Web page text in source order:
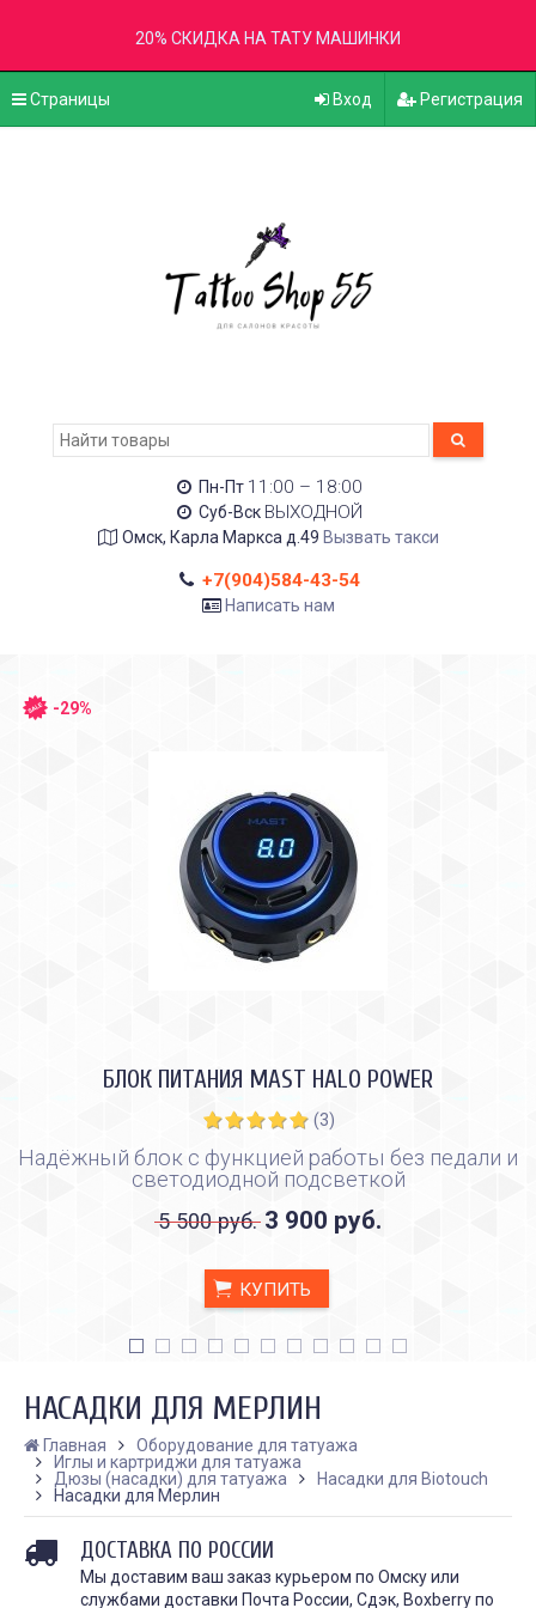
20% СКИДКА НА ТАТУ МАШИНКИ
Страницы Вход Регистрация
Пн-Пт 11:00 – 18:00
Суб-Вск ВЫХОДНОЙ
Омск, Карла Маркса д.49 Вызвать такси
+7(904)584-43-54
Написать нам
КАК ПРАВИЛЬНО И ДЛЯ ЧЕГО
ДЕЛАТЬ КАРБОНОВЫЙ ПИЛИНГ
Дата:28.02.2024
Карбоновый пилинг – это
инновационная
ИСПОЛЬЗОВАТЬ
Татуировки - это
-29%
БЛОК ПИТАНИЯ MAST HALO POWER
(3)
Надёжный блок с функцией работы без педали и
светодиодной подсветкой
5 500 руб. 3 900 руб.
КУПИТЬ
НАСАДКИ ДЛЯ МЕРЛИН
Главная
Оборудование для татуажа
Иглы и картриджи для татуажа
Дюзы (насадки) для татуажа
Насадки для Biotouch
Насадки для Мерлин
ДОСТАВКА ПО РОССИИ
Мы доставим ваш заказ курьером по Омску или
службами доставки Почта России, Сдэк, Boxberry по